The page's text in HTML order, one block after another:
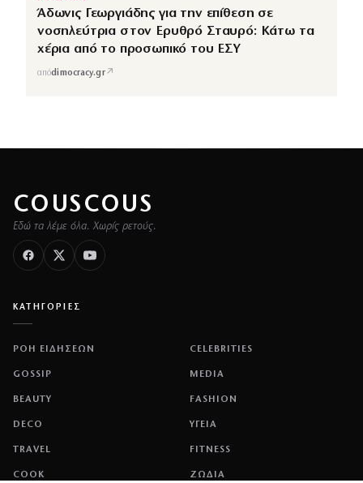
Άδωνις Γεωργιάδης για την επίθεση σε
νοσηλεύτρια στον Ερυθρό Σταυρό: Κάτω τα
χέρια από το προσωπικό του ΕΣΥ
απόdimocracy.gr↗
COUSCOUS
Εδώ τα λέμε όλα. Χωρίς ρετούς.
ΚΑΤΗΓΟΡΙΕΣ
ΡΟΗ ΕΙΔΗΣΕΩΝ CELEBRITIES
GOSSIP MEDIA
BEAUTY FASHION
DECO ΥΓΕΙΑ
TRAVEL FITNESS
COOK ΖΩΔΙΑ